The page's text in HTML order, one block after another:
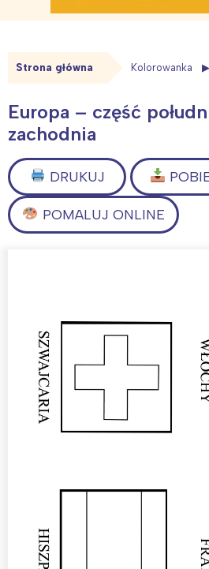
Strona główna Kolorowanka
Europa – część
zachodnia
DRUKUJ
POMALUJ ONLINE